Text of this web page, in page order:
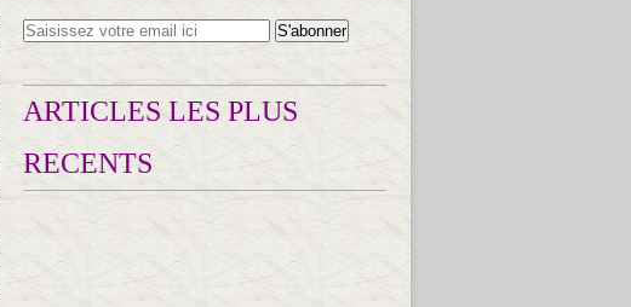
ARTICLES LES PLUS
RECENTS